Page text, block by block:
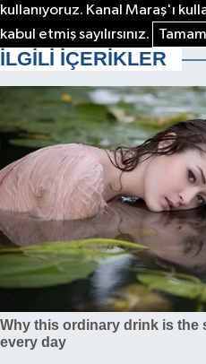
kullanıyoruz. Kanal Maraş'ı
kabul etmiş sayılırsınız.
Tamam